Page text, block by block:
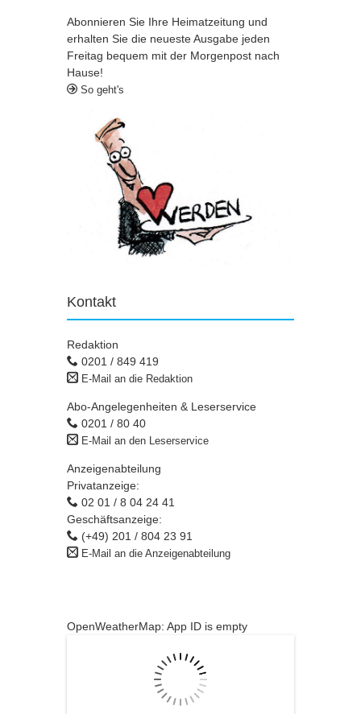
Abonnieren Sie Ihre Heimatzeitung und
erhalten Sie die neueste Ausgabe jeden
Freitag bequem mit der Morgenpost nach
Hause!
So geht's
Kontakt
Redaktion
0201 / 849 419
E-Mail an die Redaktion
Abo-Angelegenheiten & Leserservice
0201 / 80 40
E-Mail an den Leserservice
Anzeigenabteilung
Privatanzeige:
02 01 / 8 04 24 41
Geschäftsanzeige:
(+49) 201 / 804 23 91
E-Mail an die Anzeigenabteilung
OpenWeatherMap: App ID is empty